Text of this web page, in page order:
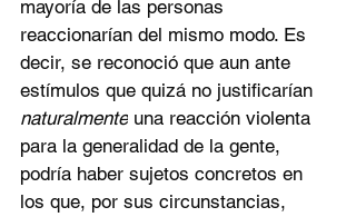
mayoría de las personas
reaccionarían del mismo modo. Es
decir, se reconoció que aun ante
estímulos que quizá no justificarían
naturalmente una reacción violenta
para la generalidad de la gente,
podría haber sujetos concretos en
los que, por sus circunstancias,